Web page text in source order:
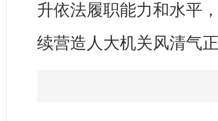
升依法履职能力和水平
续营造人大机关风清气